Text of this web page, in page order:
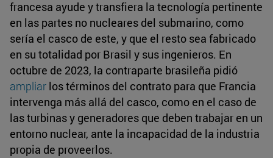
francesa ayude y transfiera la tecnología pertinente
en las partes no nucleares del submarino, como
sería el casco de este, y que el resto sea fabricado
en su totalidad por Brasil y sus ingenieros. En
octubre de 2023, la contraparte brasileña pidió
ampliar los términos del contrato para que Francia
intervenga más allá del casco, como en el caso de
las turbinas y generadores que deben trabajar en un
entorno nuclear, ante la incapacidad de la industria
propia de proveerlos.